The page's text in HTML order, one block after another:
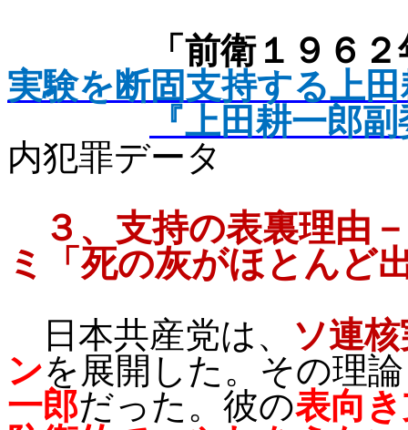
「前衛１９６
実験を断固支持する上
『上田耕一郎
内犯罪データ
３、 支持の表裏理由
ミ「死の灰がほとんど
日本共産党は、 ソ連
ンを展開した。その理
一郎だった。彼の表向